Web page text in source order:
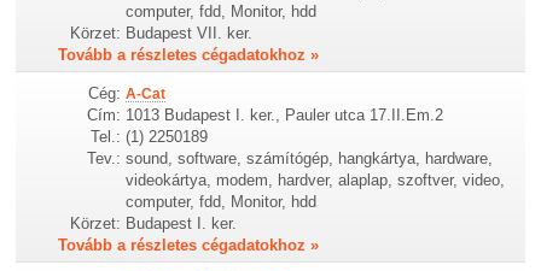
computer, fdd, Monitor, hdd
Körzet: Budapest VII. ker.
Tovább a részletes cégadatokhoz »
Cég: A-Cat
Cím: 1013 Budapest I. ker., Pauler utca 17.II.Em.2
Tel.: (1) 2250189
Tev.: sound, software, számítógép, hangkártya, hardware,
videokártya, modem, hardver, alaplap, szoftver, video,
computer, fdd, Monitor, hdd
Körzet: Budapest I. ker.
Tovább a részletes cégadatokhoz »